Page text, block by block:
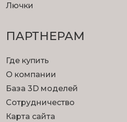
Лючки
ПАРТНЕРАМ
Где купить
О компании
База 3D моделей
Сотрудничество
Карта сайта